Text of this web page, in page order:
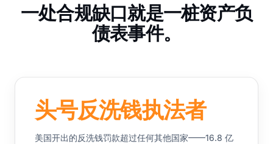
一处合规缺口就是一桩资产负
债表事件。
头号反洗钱执法者
美国开出的反洗钱罚款超过任何其他国家——16.8 亿